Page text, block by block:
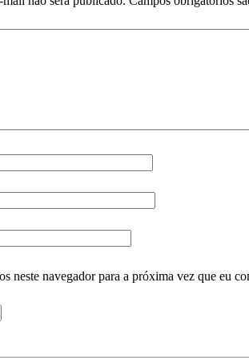
neste navegador para a próxima vez que eu